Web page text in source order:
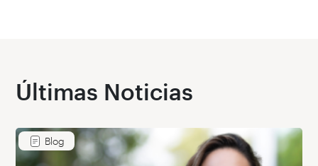
Últimas Noticias
Blog